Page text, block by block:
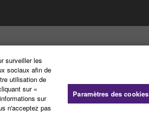
surveiller les
sociaux afin de
utilisation de
sur «
sur
n'acceptez pas
Paramètres des cookies